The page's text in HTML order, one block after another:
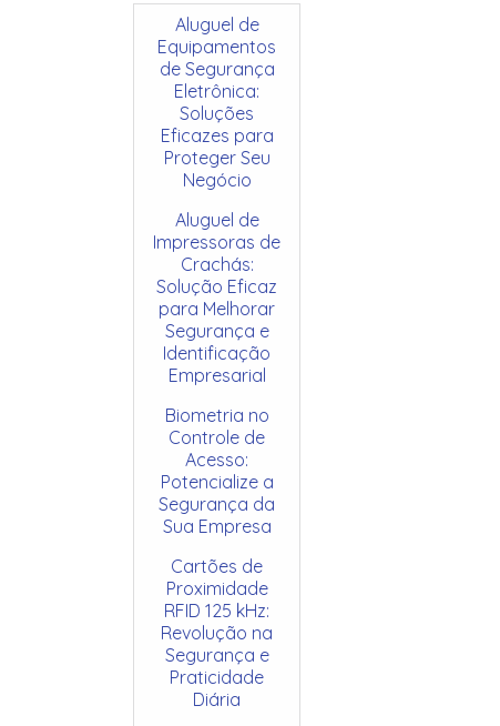
Aluguel de
Equipamentos
de Segurança
Eletrônica:
Soluções
Eficazes para
Proteger Seu
Negócio
Aluguel de
Impressoras de
Crachás:
Solução Eficaz
para Melhorar
Segurança e
Identificação
Empresarial
Biometria no
Controle de
Acesso:
Potencialize a
Segurança da
Sua Empresa
Cartões de
Proximidade
RFID 125 kHz:
Revolução na
Segurança e
Praticidade
Diária